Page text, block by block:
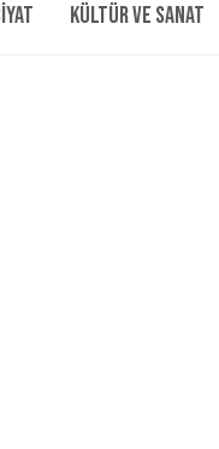
Kültür ve Sanat